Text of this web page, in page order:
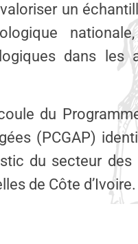
un
dans les
du
(PCGAP)
du secteur
de Côte d’Ivoire.